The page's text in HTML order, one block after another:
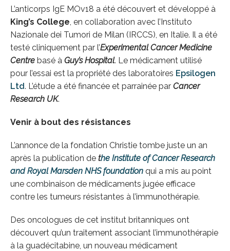
L’anticorps IgE MOv18 a été découvert et développé à
King’s College, en collaboration avec l’Instituto
Nazionale dei Tumori de Milan (IRCCS), en Italie. Il a été
testé cliniquement par l’Experimental Cancer Medicine
Centre basé à Guy’s Hospital. Le médicament utilisé
pour l’essai est la propriété des laboratoires Epsilogen
Ltd. L’étude a été financée et parrainée par Cancer
Research UK.
Venir à bout des résistances
L’annonce de la fondation Christie tombe juste un an
après la publication de the Institute of Cancer Research
and Royal Marsden NHS foundation qui a mis au point
une combinaison de médicaments jugée efficace
contre les tumeurs résistantes à l’immunothérapie.
Des oncologues de cet institut britanniques ont
découvert qu’un traitement associant l’immunothérapie
à la guadécitabine, un nouveau médicament